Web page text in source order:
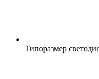
Типоразмер